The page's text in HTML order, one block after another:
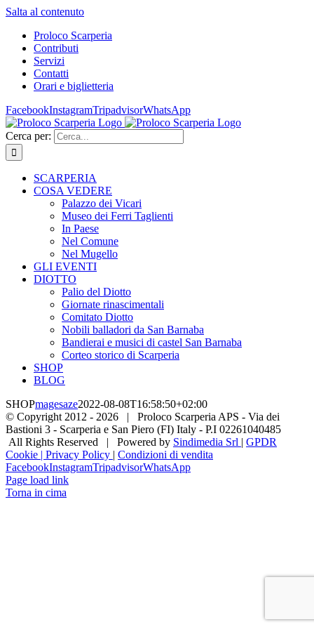
Salta al contenuto
Proloco Scarperia
Contributi
Servizi
Contatti
Orari e biglietteria
FacebookInstagramTripadvisorWhatsApp
Cerca per:
SCARPERIA
COSA VEDERE
Palazzo dei Vicari
Museo dei Ferri Taglienti
In Paese
Nel Comune
Nel Mugello
GLI EVENTI
DIOTTO
Palio del Diotto
Giornate rinascimentali
Comitato Diotto
Nobili balladori da San Barnaba
Bandierai e musici di castel San Barnaba
Corteo storico di Scarperia
SHOP
BLOG
SHOPmagesaze2022-08-08T16:58:50+02:00
© Copyright 2012 - 2026 | Proloco Scarperia APS - Via dei
Bastioni 3 - Scarperia e San Piero (FI) Italy - P.I 02261040485
All Rights Reserved | Powered by Sindimedia Srl | GPDR
Cookie | Privacy Policy | Condizioni di vendita
FacebookInstagramTripadvisorWhatsApp
Page load link
Torna in cima